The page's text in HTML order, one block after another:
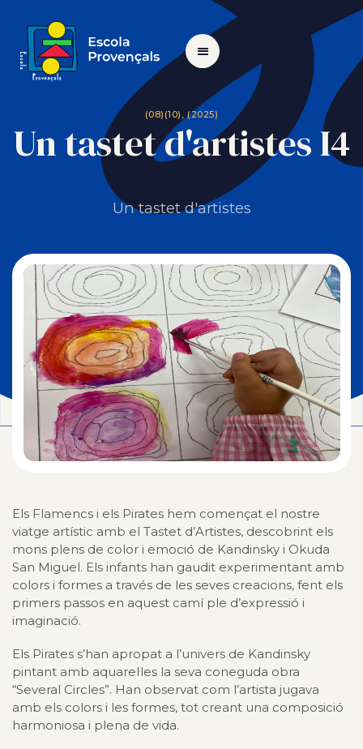
(08)(10), (2025)
Un tastet d'artistes I4
Un tastet d'artistes
Els Flamencs i els Pirates hem començat el nostre
viatge artístic amb el Tastet d’Artistes, descobrint els
mons plens de color i emoció de Kandinsky i Okuda
San Miguel. Els infants han gaudit experimentant amb
colors i formes a través de les seves creacions, fent els
primers passos en aquest camí ple d’expressió i
imaginació.
Els Pirates s’han apropat a l’univers de Kandinsky
pintant amb aquarel·les la seva coneguda obra
“Several Circles”. Han observat com l’artista jugava
amb els colors i les formes, tot creant una composició
harmoniosa i plena de vida.